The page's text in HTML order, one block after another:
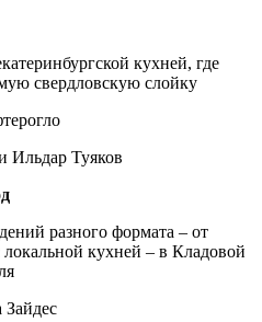
кухней, где
свердловскую слойку
Туяков
разного формата – от
кухней – в Кладовой